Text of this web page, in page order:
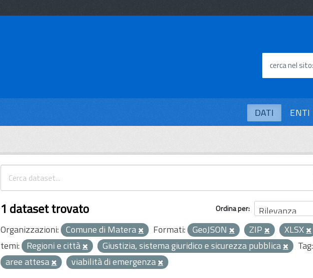
cerca nel sito
DATI ENTI
Ordina per
1 dataset trovato
Organizzazioni: Comune di Matera Formati: GeoJSON ZIP
XLSX
temi: Regioni e città Giustizia, sistema giuridico e sicurezza pubblica
Tag:
aree attesa
viabilità di emergenza